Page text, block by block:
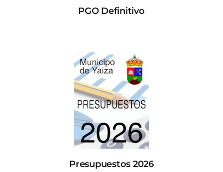
PGO Definitivo
Presupuestos 2026